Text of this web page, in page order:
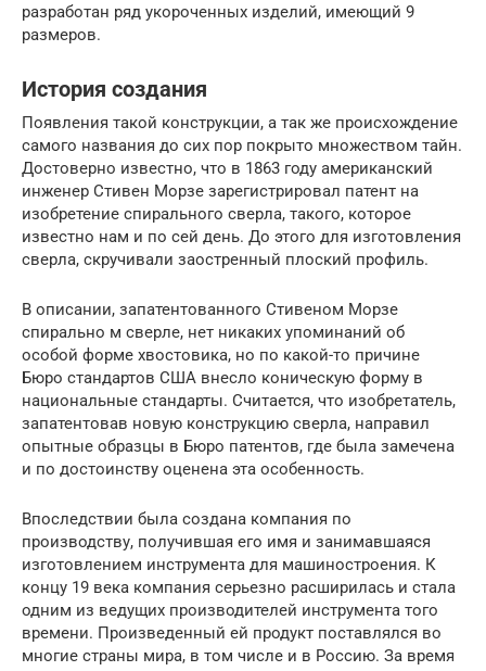
разработан ряд укороченных изделий, имеющий 9
размеров.
История создания
Появления такой конструкции, а так же происхождение
самого названия до сих пор покрыто множеством тайн.
Достоверно известно, что в 1863 году американский
инженер Стивен Морзе зарегистрировал патент на
изобретение спирального сверла, такого, которое
известно нам и по сей день. До этого для изготовления
сверла, скручивали заостренный плоский профиль.
В описании, запатентованного Стивеном Морзе
спирально м сверле, нет никаких упоминаний об
особой форме хвостовика, но по какой-то причине
Бюро стандартов США внесло коническую форму в
национальные стандарты. Считается, что изобретатель,
запатентовав новую конструкцию сверла, направил
опытные образцы в Бюро патентов, где была замечена
и по достоинству оценена эта особенность.
Впоследствии была создана компания по
производству, получившая его имя и занимавшаяся
изготовлением инструмента для машиностроения. К
концу 19 века компания серьезно расширилась и стала
одним из ведущих производителей инструмента того
времени. Произведенный ей продукт поставлялся во
многие страны мира, в том числе и в Россию. За время